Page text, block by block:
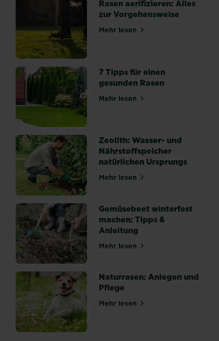
Rasen aerifizieren: Alles
zur Vorgehensweise
Mehr lesenüber Rasen aerifizieren:
7 Tipps für einen
gesunden Rasen
Mehr lesenüber 7 Tipps für einen
Zeolith: Wasser- und
Nährstoffspeicher
natürlichen Ursprungs
Mehr lesenüber Zeolith: Wasser- und
Gemüsebeet winterfest
machen: Tipps &
Anleitung
Mehr lesenüber Gemüsebeet
Naturrasen: Anlegen und
Pflege
Mehr lesenüber Naturrasen: Anlegen